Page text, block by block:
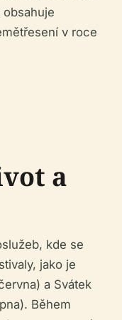
v roce
a
kde se
jako je
a Svátek
Během